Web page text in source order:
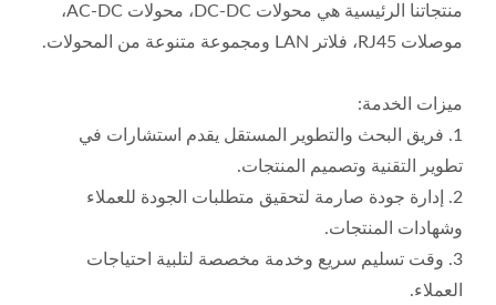
منتجاتنا الرئيسية هي محولات DC-DC، محولات AC-DC،
موصلات RJ45، فلاتر LAN ومجموعة متنوعة من المحولات.
ميزات الخدمة:
1. فريق البحث والتطوير المستقل يقدم استشارات في
تطوير التقنية وتصميم المنتجات.
2. إدارة جودة صارمة لتحقيق متطلبات الجودة للعملاء
وشهادات المنتجات.
3. وقت تسليم سريع وخدمة مخصصة لتلبية احتياجات
العملاء.